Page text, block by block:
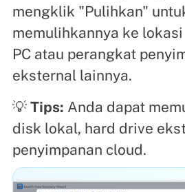
mengklik "Pulihkan"
memulihkannya ke
PC atau perangkat
eksternal lainnya.
💡 Tips: Anda dapat
disk lokal, hard drive
penyimpanan cloud.